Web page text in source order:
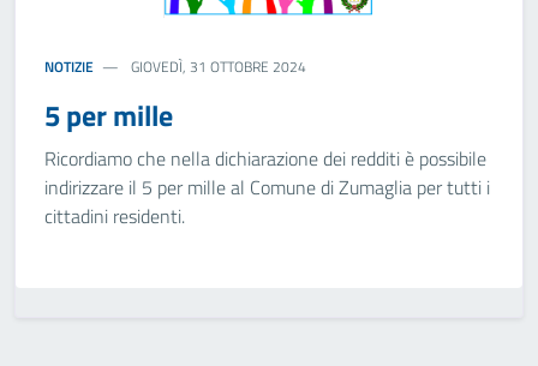
NOTIZIE GIOVEDÌ, 31 OTTOBRE 2024
5 per mille
Ricordiamo che nella dichiarazione dei redditi è possibile
indirizzare il 5 per mille al Comune di Zumaglia per tutti i
cittadini residenti.